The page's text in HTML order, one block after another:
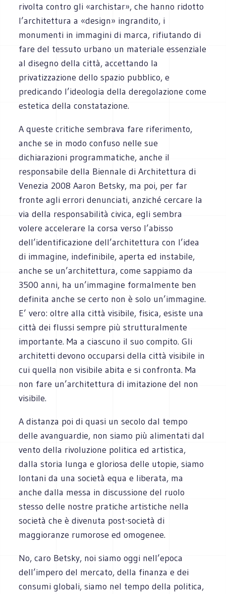
rivolta contro gli «archistar», che hanno ridotto
l’architettura a «design» ingrandito, i
monumenti in immagini di marca, rifiutando di
fare del tessuto urbano un materiale essenziale
al disegno della città, accettando la
privatizzazione dello spazio pubblico, e
predicando l’ideologia della deregolazione come
estetica della constatazione.
A queste critiche sembrava fare riferimento,
anche se in modo confuso nelle sue
dichiarazioni programmatiche, anche il
responsabile della Biennale di Architettura di
Venezia 2008 Aaron Betsky, ma poi, per far
fronte agli errori denunciati, anziché cercare la
via della responsabilità civica, egli sembra
volere accelerare la corsa verso l’abisso
dell’identificazione dell’architettura con l’idea
di immagine, indefinibile, aperta ed instabile,
anche se un’architettura, come sappiamo da
3500 anni, ha un’immagine formalmente ben
definita anche se certo non è solo un’immagine.
E’ vero: oltre alla città visibile, fisica, esiste una
città dei flussi sempre più strutturalmente
importante. Ma a ciascuno il suo compito. Gli
architetti devono occuparsi della città visibile in
cui quella non visibile abita e si confronta. Ma
non fare un’architettura di imitazione del non
visibile.
A distanza poi di quasi un secolo dal tempo
delle avanguardie, non siamo più alimentati dal
vento della rivoluzione politica ed artistica,
dalla storia lunga e gloriosa delle utopie, siamo
lontani da una società equa e liberata, ma
anche dalla messa in discussione del ruolo
stesso delle nostre pratiche artistiche nella
società che è divenuta post-società di
maggioranze rumorose ed omogenee.
No, caro Betsky, noi siamo oggi nell’epoca
dell’impero del mercato, della finanza e dei
consumi globali, siamo nel tempo della politica,